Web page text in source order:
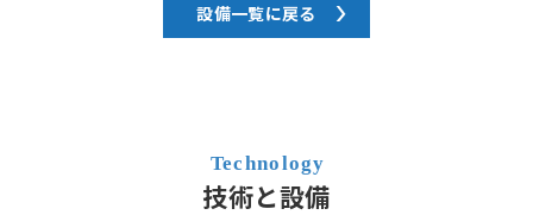
設備一覧に戻る
技術と設備